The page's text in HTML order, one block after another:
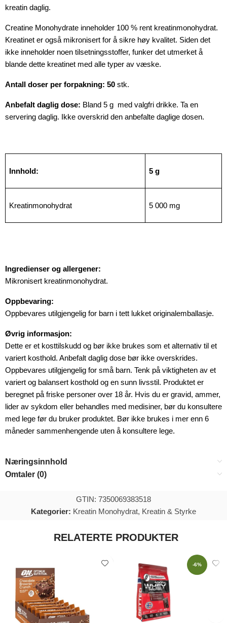
kreatin daglig.
Creatine Monohydrate inneholder 100 % rent kreatinmonohydrat.
Kreatinet er også mikronisert for å sikre høy kvalitet. Siden det
ikke inneholder noen tilsetningsstoffer, funker det utmerket å
blande dette kreatinet med alle typer av væske.
Antall doser per forpakning: 50 stk.
Anbefalt daglig dose: Bland 5 g med valgfri drikke. Ta en
servering daglig. Ikke overskrid den anbefalte daglige dosen.
Innhold: 5 g
Kreatinmonohydrat 5 000 mg
Ingredienser og allergener:
Mikronisert kreatinmonohydrat.
Oppbevaring:
Oppbevares utilgjengelig for barn i tett lukket originalemballasje.
Øvrig informasjon:
Dette er et kosttilskudd og bør ikke brukes som et alternativ til et
variert kosthold. Anbefalt daglig dose bør ikke overskrides.
Oppbevares utilgjengelig for små barn. Tenk på viktigheten av et
variert og balansert kosthold og en sunn livsstil. Produktet er
beregnet på friske personer over 18 år. Hvis du er gravid, ammer,
lider av sykdom eller behandles med medisiner, bør du konsultere
med lege før du bruker produktet. Bør ikke brukes i mer enn 6
måneder sammenhengende uten å konsultere lege.
Næringsinnhold
Omtaler (0)
GTIN: 7350069383518
Kategorier: Kreatin Monohydrat, Kreatin & Styrke
RELATERTE PRODUKTER
-6%